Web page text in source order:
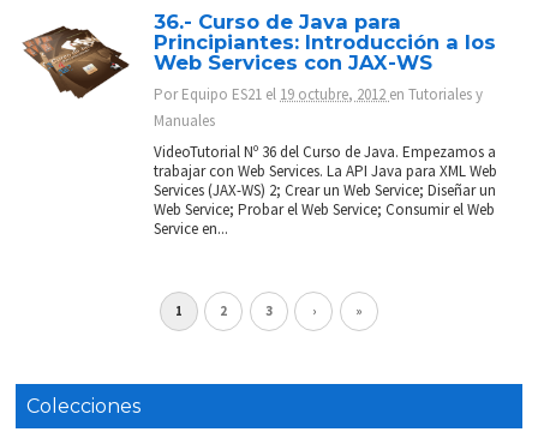
36.- Curso de Java para
Principiantes: Introducción a los
Web Services con JAX-WS
PorEquipo ES21 el 19 octubre, 2012 enTutoriales y
Manuales
VideoTutorial Nº 36 del Curso de Java. Empezamos a
trabajar con Web Services. La API Java para XML Web
Services (JAX-WS) 2; Crear un Web Service; Diseñar un
Web Service; Probar el Web Service; Consumir el Web
Service en...
1 2 3 › »
Colecciones